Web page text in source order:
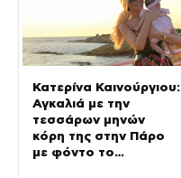
Κατερίνα Καινούργιου:
Αγκαλιά με την
τεσσάρων μηνών
κόρη της στην Πάρο
με φόντο το